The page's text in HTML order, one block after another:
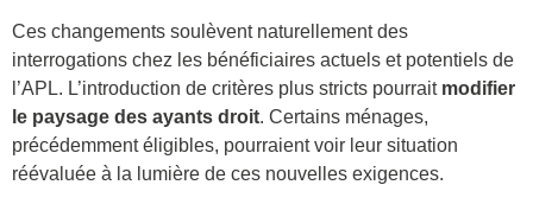
Ces changements soulèvent naturellement des
interrogations chez les bénéficiaires actuels et potentiels de
l’APL. L’introduction de critères plus stricts pourrait modifier
le paysage des ayants droit. Certains ménages,
précédemment éligibles, pourraient voir leur situation
réévaluée à la lumière de ces nouvelles exigences.